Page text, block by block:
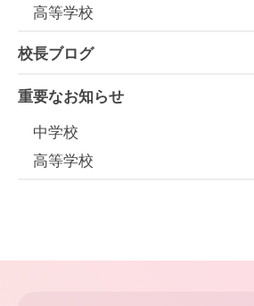
高等学校
校長ブログ
重要なお知らせ
中学校
高等学校